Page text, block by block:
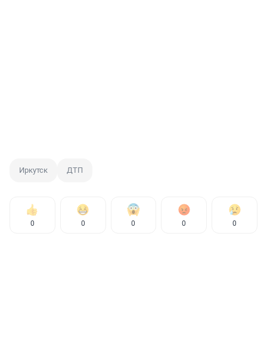
Иркутск ДТП
0 0 0 0 0